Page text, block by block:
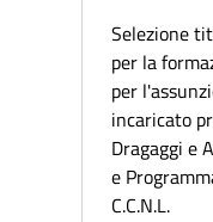
Selezione
per la
per
incaricato
Dragaggi e
e
C.C.N.L.